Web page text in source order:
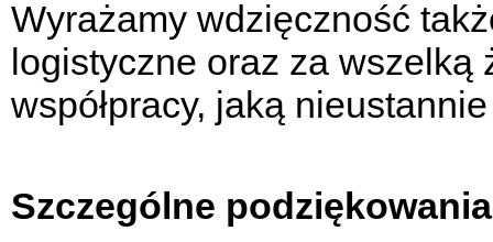
Wyrażamy wdzięczność
logistyczne oraz za wszelką
współpracy, jaką
Szczególne